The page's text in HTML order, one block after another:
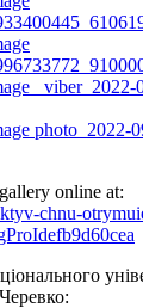
online at:
chnu-